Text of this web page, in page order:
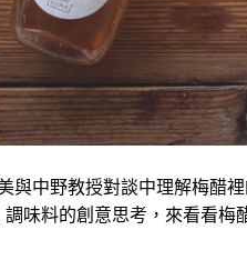
與中野教授對談中理解梅醋
味料的創意思考，來看看梅